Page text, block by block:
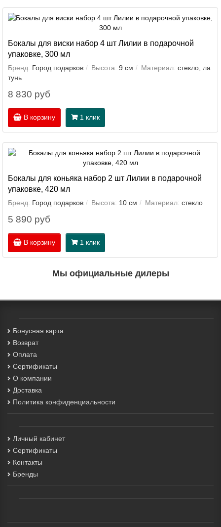
Бокалы для виски набор 4 шт Лилии в подарочной
упаковке, 300 мл
Бренд: Город подарков Высота: 9 см Материал: стекло, ла
тунь
8 830 руб
В корзину 1 клик
Бокалы для коньяка набор 2 шт Лилии в подарочной
упаковке, 420 мл
Бренд: Город подарков Высота: 10 см Материал: стекло
5 890 руб
В корзину 1 клик
Мы официальные дилеры
Бонусная карта
Возврат
Оплата
Сертификаты
О компании
Доставка
Политика конфиденциальности
Личный кабинет
Сертификаты
Контакты
Бренды